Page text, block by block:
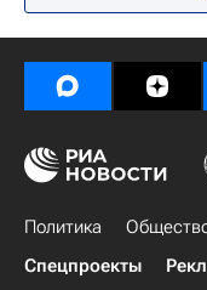
Мария Сотскова
Политика
Спецпроекты